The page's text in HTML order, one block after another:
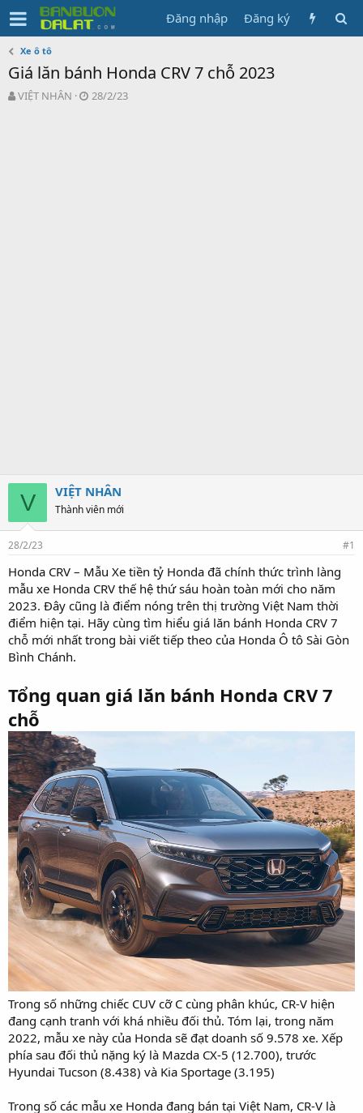
Đăng nhập Đăng ký
Xe ô tô
Giá lăn bánh Honda CRV 7 chỗ 2023
N
VIỆT NHÂN
N
28/2/23
V VIỆT NHÂN
Thành viên mới
28/2/23 #1
Honda CRV – Mẫu Xe tiền tỷ Honda đã chính thức trình làng
mẫu xe Honda CRV thế hệ thứ sáu hoàn toàn mới cho năm
2023. Đây cũng là điểm nóng trên thị trường Việt Nam thời
điểm hiện tại. Hãy cùng tìm hiểu giá lăn bánh Honda CRV 7
chỗ mới nhất trong bài viết tiếp theo của Honda Ô tô Sài Gòn
Bình Chánh.
Tổng quan giá lăn bánh Honda CRV 7
chỗ
Trong số những chiếc CUV cỡ C cùng phân khúc, CR-V hiện
đang cạnh tranh với khá nhiều đối thủ. Tóm lại, trong năm
2022, mẫu xe này của Honda sẽ đạt doanh số 9.578 xe. Xếp
phía sau đối thủ nặng ký là Mazda CX-5 (12.700), trước
Hyundai Tucson (8.438) và Kia Sportage (3.195)
Trong số các mẫu xe Honda đang bán tại Việt Nam, CR-V là